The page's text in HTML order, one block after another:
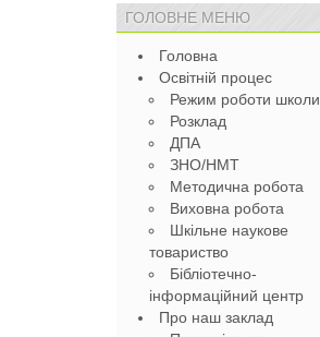
ГОЛОВНЕ МЕНЮ
Головна
Освітній процес
Режим роботи школи
Розклад
ДПА
ЗНО/НМТ
Методична робота
Виховна робота
Шкільне наукове
товариство
Бібліотечно-
інформаційний центр
Про наш заклад